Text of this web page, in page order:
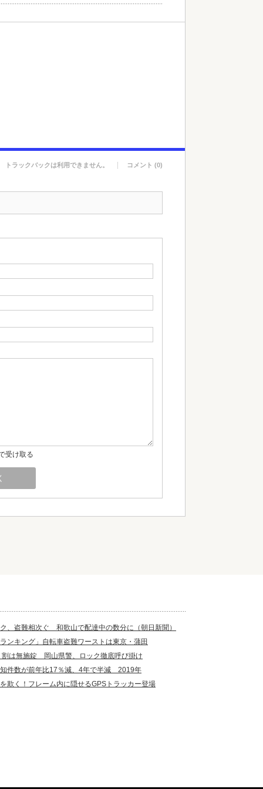
トラックバックは利用できません。 コメント (0)
受け取る
、盗難相次ぐ 和歌山で配達中の数分に（朝日新聞）
ンキング」自転車盗難ワーストは東京・蒲田
割は無施錠 岡山県警、ロック徹底呼び掛け
件数が前年比17％減、4年で半減 2019年
欺く！フレーム内に隠せるGPSトラッカー登場